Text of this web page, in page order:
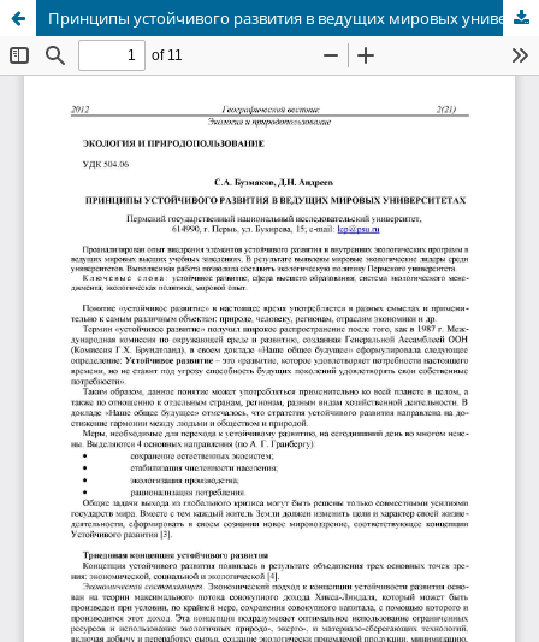
Принципы устойчивого развития в ведущих мировых университетах